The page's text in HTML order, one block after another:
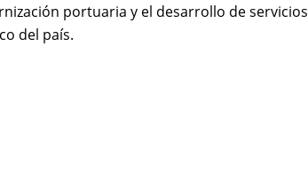
portuaria y el desarrollo de servicios
del país.